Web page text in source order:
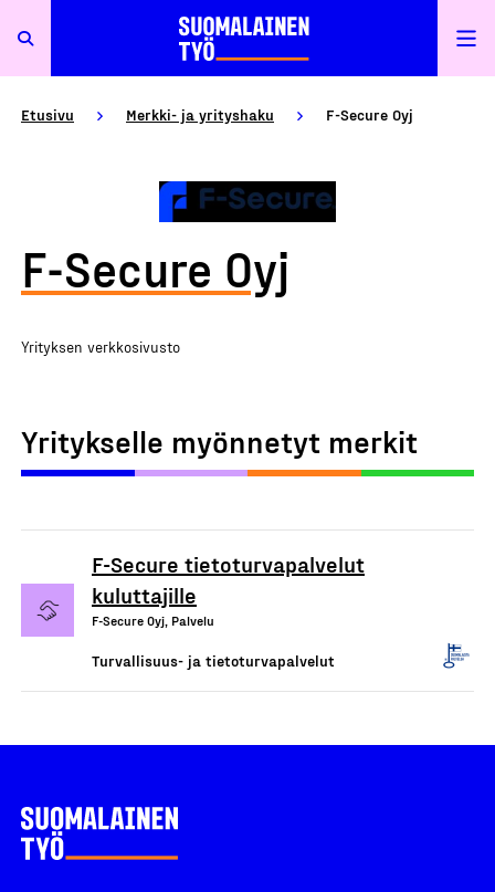
Etusivu Merkki- ja yrityshaku F-Secure Oyj
F-Secure Oyj
Yrityksen verkkosivusto
Yritykselle myönnetyt merkit
F-Secure tietoturvapalvelut
kuluttajille
F-Secure Oyj, Palvelu
Turvallisuus- ja tietoturvapalvelut